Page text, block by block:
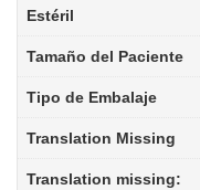
Estéril
Tamaño del Paciente
Tipo de Embalaje
Translation Missing
Translation missing: